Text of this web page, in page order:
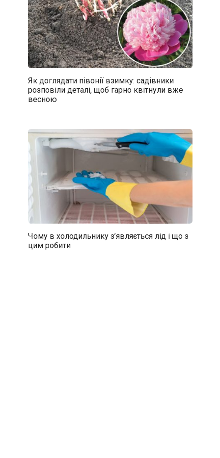
Як доглядати півонії взимку: садівники
розповіли деталі, щоб гарно квітнули вже
весною
Чому в холодильнику з’являється лід і що з
цим робити